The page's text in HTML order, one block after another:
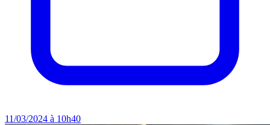
11/03/2024 à 10h40